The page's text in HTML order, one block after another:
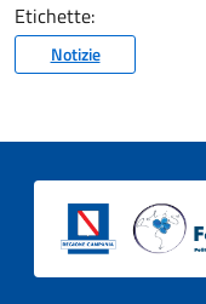
Etichette:
Notizie